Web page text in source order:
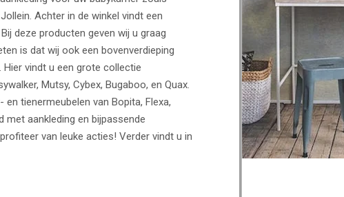
Achter in de winkel vindt een
deze producten geven wij u graag
is dat wij ook een bovenverdieping
vindt u een grote collectie
Mutsy, Cybex, Bugaboo, en Quax.
tienermeubelen van Bopita, Flexa,
met aankleding en bijpassende
van leuke acties! Verder vindt u in